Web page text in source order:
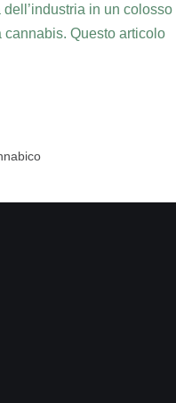
in un colosso
Questo articolo